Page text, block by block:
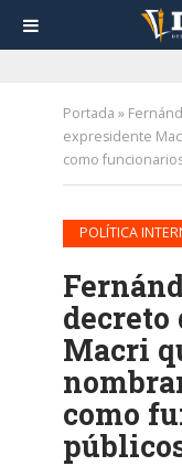
Portada »
expresidente
como
POLÍTICA
Macri
como